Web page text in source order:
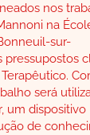
nos
na
sur-
pressupostos
será
um dispositivo
de